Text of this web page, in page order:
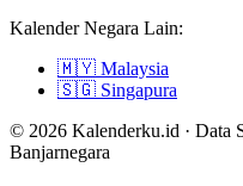
Kalender Negara Lain:
🇲🇾 Malaysia
🇸🇬 Singapura
© 2026 Kalenderku.id · Data
Banjarnegara